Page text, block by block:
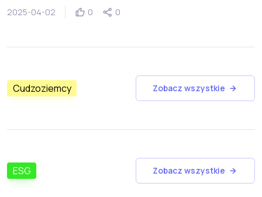
2025-04-02 0 0
Cudzoziemcy Zobacz wszystkie
ESG Zobacz wszystkie